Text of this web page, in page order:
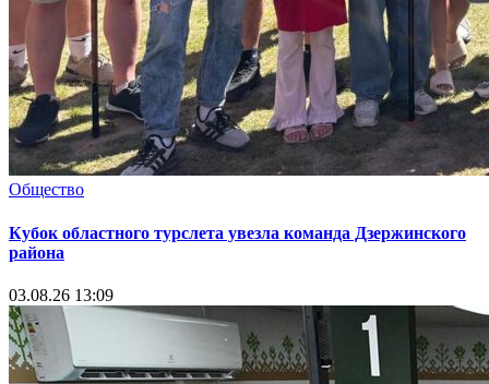
Общество
Кубок областного турслета увезла команда Дзержинского
района
03.08.26 13:09